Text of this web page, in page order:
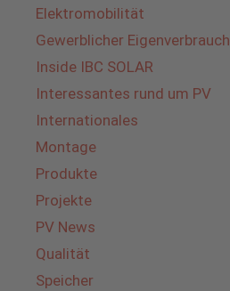
Elektromobilität
Gewerblicher Eigenverbrauch
Inside IBC SOLAR
Interessantes rund um PV
Internationales
Montage
Produkte
Projekte
PV News
Qualität
Speicher